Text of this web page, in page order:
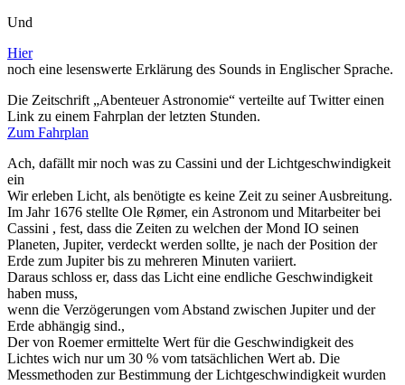
Und
Hier
noch eine lesenswerte Erklärung des Sounds in Englischer Sprache.
Die Zeitschrift „Abenteuer Astronomie“ verteilte auf Twitter einen
Link zu einem Fahrplan der letzten Stunden.
Zum Fahrplan
Ach, dafällt mir noch was zu Cassini und der Lichtgeschwindigkeit
ein
Wir erleben Licht, als benötigte es keine Zeit zu seiner Ausbreitung.
Im Jahr 1676 stellte Ole Rømer, ein Astronom und Mitarbeiter bei
Cassini , fest, dass die Zeiten zu welchen der Mond IO seinen
Planeten, Jupiter, verdeckt werden sollte, je nach der Position der
Erde zum Jupiter bis zu mehreren Minuten variiert.
Daraus schloss er, dass das Licht eine endliche Geschwindigkeit
haben muss,
wenn die Verzögerungen vom Abstand zwischen Jupiter und der
Erde abhängig sind.,
Der von Roemer ermittelte Wert für die Geschwindigkeit des
Lichtes wich nur um 30 % vom tatsächlichen Wert ab. Die
Messmethoden zur Bestimmung der Lichtgeschwindigkeit wurden